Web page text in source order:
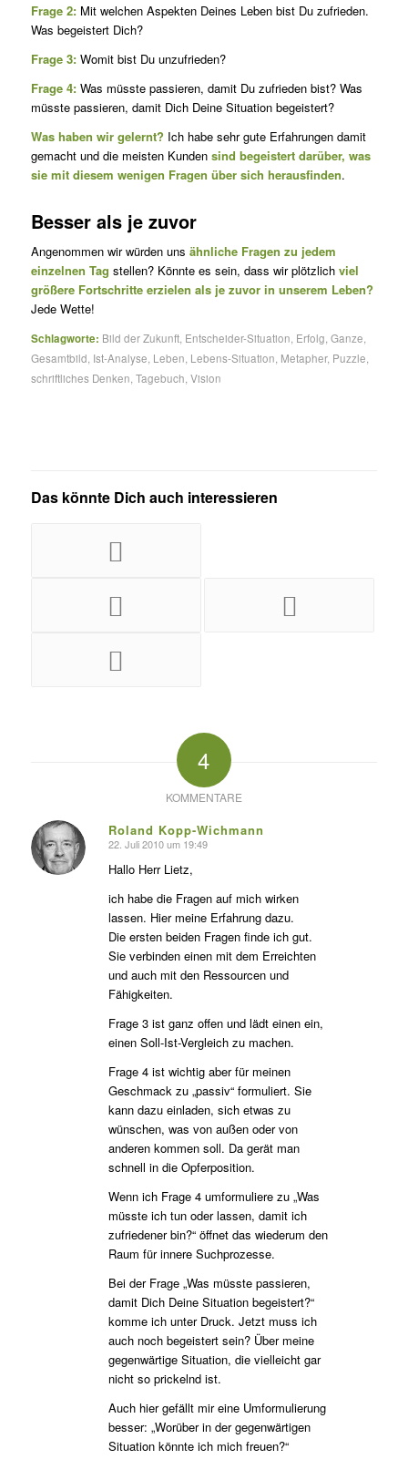
Frage 2:Mit welchen Aspekten Deines Leben bist Du zufrieden.
Was begeistert Dich?
Frage 3:Womit bist Du unzufrieden?
Frage 4:Was müsste passieren, damit Du zufrieden bist? Was
müsste passieren, damit Dich Deine Situation begeistert?
Was haben wir gelernt? Ich habe sehr gute Erfahrungen damit
gemacht und die meisten Kunden sind begeistert darüber, was
sie mit diesem wenigen Fragen über sich herausfinden.
Besser als je zuvor
Angenommen wir würden uns ähnliche Fragen zu jedem
einzelnen Tag stellen? Könnte es sein, dass wir plötzlich viel
größere Fort­schrit­te erzielen als je zuvor in unserem Leben?
Jede Wette!
Schlagworte: Bild der Zukunft, Entscheider-Situation Erfolg Ganze
Gesamtbild Ist-Analyse Leben Lebens-Situation Metapher, Puzzle
schriftliches Denken Tagebuch Vision
Das könnte Dich auch interessieren
4
KOMMENTARE
Roland Kopp-Wichmann
s
agte:
22. Juli 2010 um 19:49
Hallo Herr Lietz,
ich habe die Fragen auf mich wirken
lassen. Hier meine Erfahrung dazu.
Die ersten beiden Fragen finde ich gut.
Sie verbinden einen mit dem Erreichten
und auch mit den Ressourcen und
Fähigkeiten.
Frage 3 ist ganz offen und lädt einen ein,
einen Soll-Ist-Vergleich zu machen.
Frage 4 ist wichtig aber für meinen
Geschmack zu „passiv“ formuliert. Sie
kann dazu einladen, sich etwas zu
wünschen, was von außen oder von
anderen kommen soll. Da gerät man
schnell in die Opferposition.
Wenn ich Frage 4 umformuliere zu „Was
müsste ich tun oder lassen, damit ich
zufriedener bin?“ öffnet das wiederum den
Raum für innere Suchprozesse.
Bei der Frage „Was müsste passieren,
damit Dich Deine Situation begeistert?“
komme ich unter Druck. Jetzt muss ich
auch noch begeistert sein? Über meine
gegenwärtige Situation, die vielleicht gar
nicht so prickelnd ist.
Auch hier gefällt mir eine Umformulierung
besser: „Worüber in der gegenwärtigen
Situation könnte ich mich freuen?“